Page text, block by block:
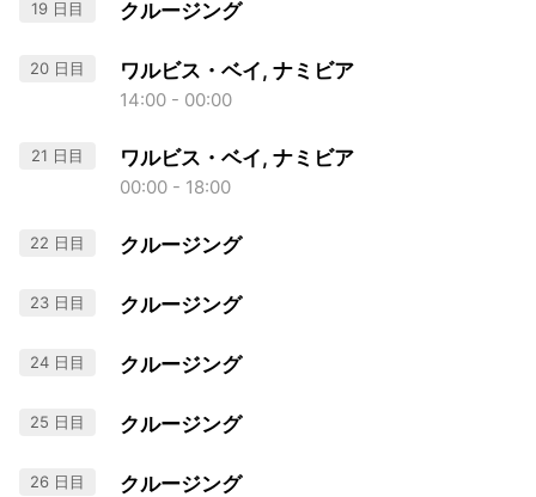
19 日目 クルージング
20 日目 ワルビス・ベイ, ナミビア
14:00 - 00:00
21 日目 ワルビス・ベイ, ナミビア
00:00 - 18:00
22 日目 クルージング
23 日目 クルージング
24 日目 クルージング
25 日目 クルージング
26 日目 クルージング